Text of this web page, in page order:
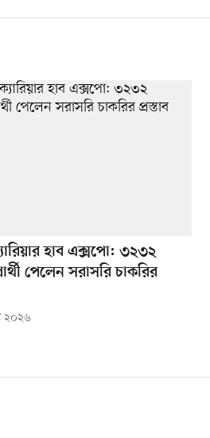
হাব এক্সপো: ৩২৩২
পেলেন সরাসরি চাকরির
২০২৬